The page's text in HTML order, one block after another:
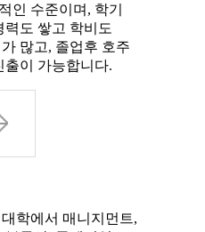
인 수준이며, 학기
력도 쌓고 학비도
많고, 졸업후 호주
출이 가능합니다.
학에서 매니지먼트,